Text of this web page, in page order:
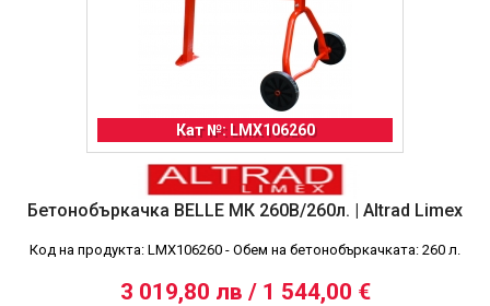
Кат №: LMX106260
Бетонобъркачка BELLE МК 260B/260л. | Altrad Limex
Код на продукта: LMX106260 - Обем на бетонобъркачката: 260 л.
3 019,80 лв / 1 544,00 €